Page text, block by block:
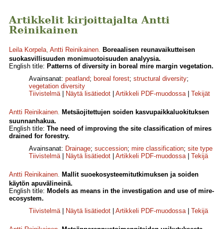
Artikkelit kirjoittajalta Antti
Reinikainen
Leila Korpela, Antti Reinikainen. Boreaalisen reunavaikutteisen
suokasvillisuuden monimuotoisuuden analyysia.
English title: Patterns of diversity in boreal mire margin vegetation.
Avainsanat: peatland; boreal forest; structural diversity;
vegetation diversity
Tiivistelmä| Näytä lisätiedot Artikkeli PDF-muodossa| Tekijät
Antti Reinikainen. Metsäojitettujen soiden kasvupaikkaluokituksen
suunnanhakua.
English title: The need of improving the site classification of mires
drained for forestry.
Avainsanat: Drainage; succession; mire classification; site type
Tiivistelmä| Näytä lisätiedot Artikkeli PDF-muodossa| Tekijä
Antti Reinikainen. Mallit suoekosysteemitutkimuksen ja soiden
käytön apuvälineinä.
English title: Models as means in the investigation and use of mire-
ecosystem.
Tiivistelmä| Näytä lisätiedot Artikkeli PDF-muodossa| Tekijä